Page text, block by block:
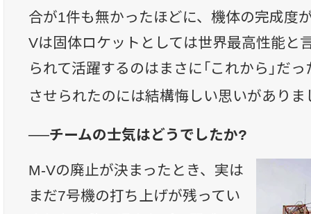
合が1件も無かったほどに、機体の完成度
Vは固体ロケットとしては世界最高性能と
られて活躍するのはまさに「これから」だ
させられたのには結構悔しい思いがありま
──チームの士気はどうでしたか?
M-Vの廃止が決まったとき、実は
まだ7号機の打ち上げが残ってい